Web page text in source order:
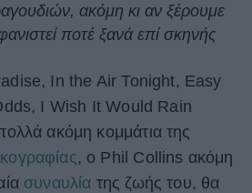
ακόμη κι αν ξέρουμε
ποτέ ξανά επί σκηνής
In the Air Tonight, Easy
I Wish It Would Rain
ακόμη κομμάτια της
, ο Phil Collins ακόμη
συναυλία της ζωής του, θα